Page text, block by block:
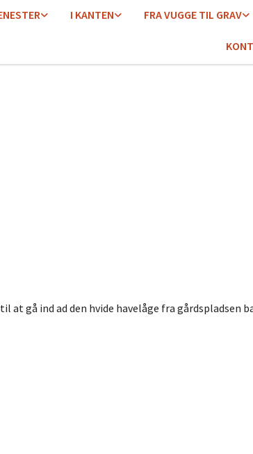
I KANTEN FRA VUGGE TIL GRAV
at gå ind ad den hvide havelåge fra gårdspladsen